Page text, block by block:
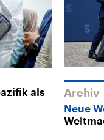
als
Archiv
Neue